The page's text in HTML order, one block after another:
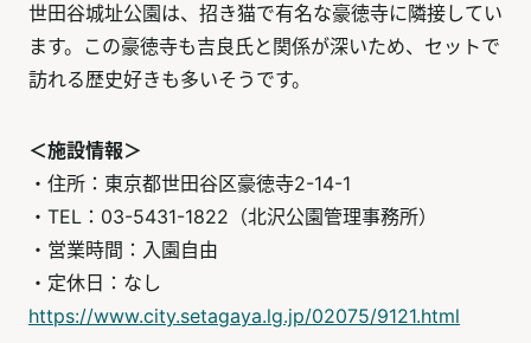
世田谷城址公園は、招き猫で有名な豪徳寺に隣接してい
ます。この豪徳寺も吉良氏と関係が深いため、セットで
訪れる歴史好きも多いそうです。
＜施設情報＞
・住所：東京都世田谷区豪徳寺2-14-1
・TEL：03-5431-1822（北沢公園管理事務所）
・営業時間：入園自由
・定休日：なし
https://www.city.setagaya.lg.jp/02075/9121.html